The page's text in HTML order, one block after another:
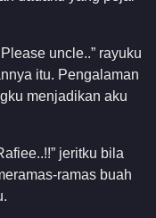
uncle..” rayuku
itu. Pengalaman
menjadikan aku
jeritku bila
ramas buah